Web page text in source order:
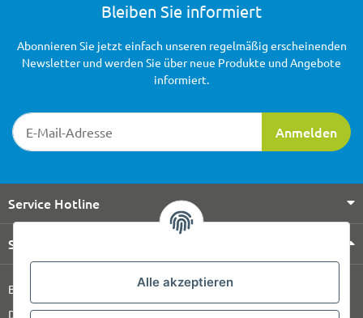
Alle akzeptieren
Bleiben Sie informiert
Newsletter-Registrierung
Anmelden
Abonnieren Sie jetzt einfach unseren regelmäßig erscheinenden
Newsletter und werden Sie über neue Produkte und Angebote
informiert.
Service Hotline
Shop Service
Barrierefreiheitserklärung
Datenschutz